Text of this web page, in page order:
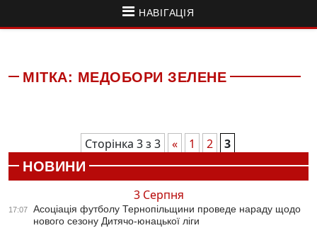
НАВІГАЦІЯ
МІТКА: МЕДОБОРИ ЗЕЛЕНЕ
Сторінка 3 з 3 « 1 2
3
НОВИНИ
3 Серпня
17:07
Асоціація футболу Тернопільщини проведе нараду щодо
нового сезону Дитячо-юнацької ліги